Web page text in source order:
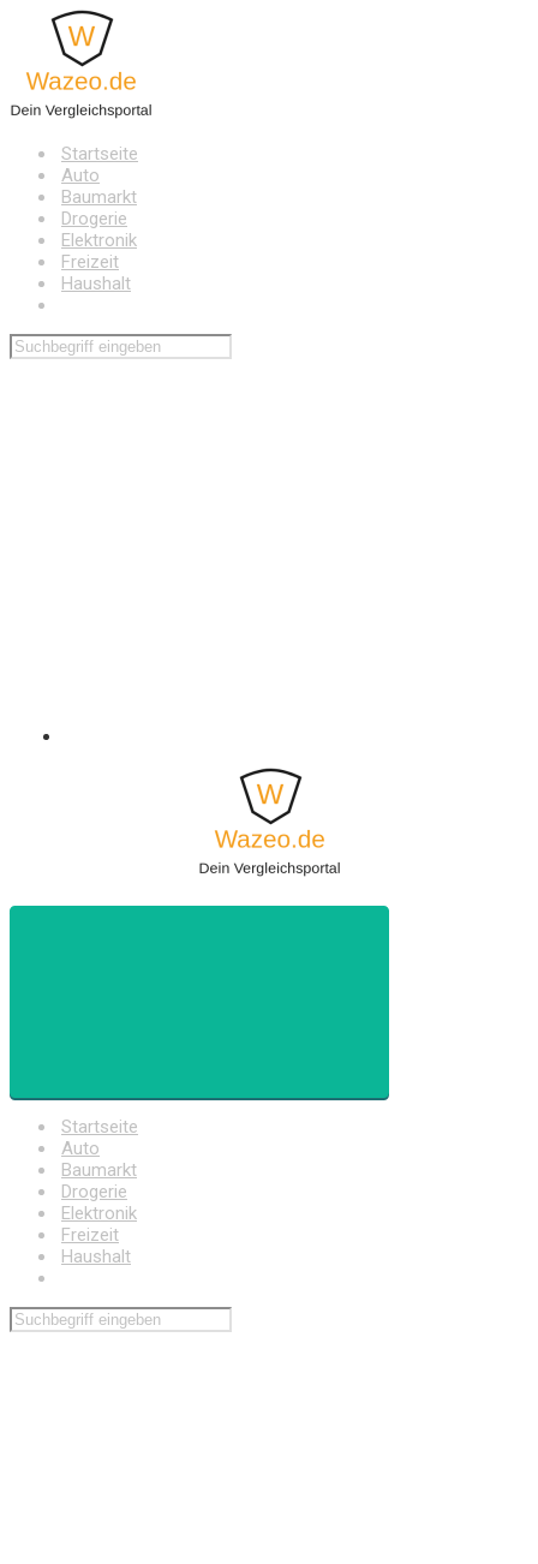
Hauptinhalt
springen
Startseite
Auto
Baumarkt
Drogerie
Elektronik
Freizeit
Haushalt
Startseite
Auto
Baumarkt
Drogerie
Elektronik
Freizeit
Haushalt